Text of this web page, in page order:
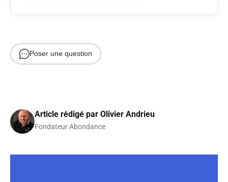
Poser une question
Article rédigé par Olivier Andrieu
Fondateur Abondance